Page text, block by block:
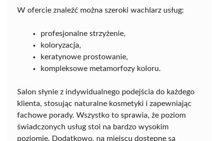
W ofercie znaleźć można szeroki wachlarz usług:
profesjonalne strzyżenie,
koloryzacja,
keratynowe prostowanie,
kompleksowe metamorfozy koloru.
Salon słynie z indywidualnego podejścia do każdego
klienta, stosując naturalne kosmetyki i zapewniając
fachowe porady. Wszystko to sprawia, że poziom
świadczonych usług stoi na bardzo wysokim
poziomie. Dodatkowo, na miejscu dostępne są